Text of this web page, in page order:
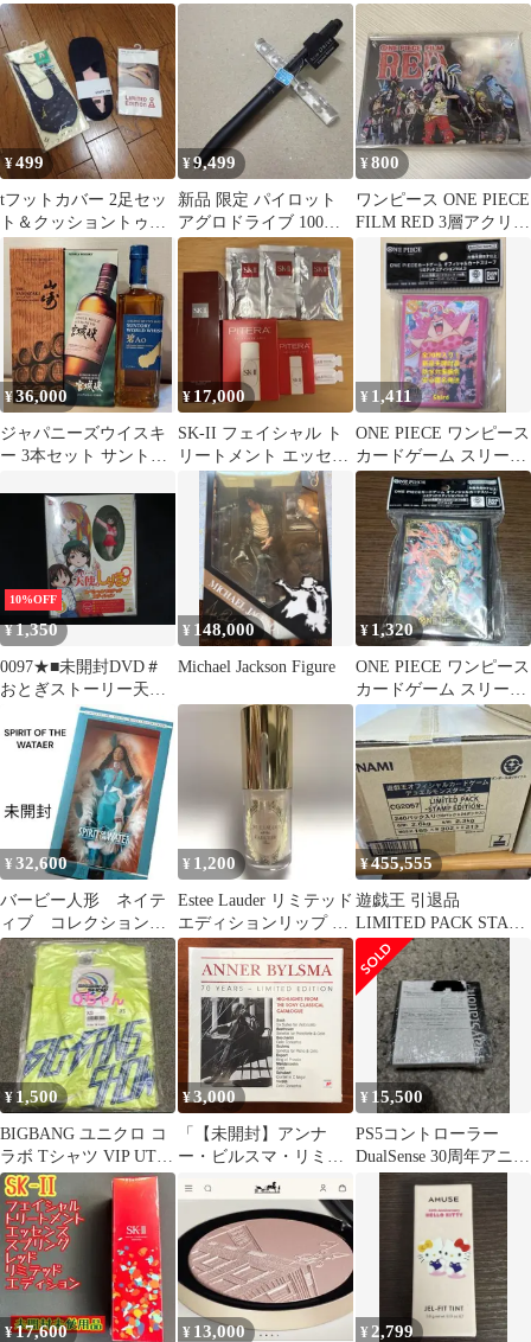
MARINE FORD 限定3
体セット
ミテッドエディション5
海馬
¥499
tフットカバー 2足セッ
ト＆クッショントゥー
カバー
¥9,499
新品 限定 パイロット
アグロドライブ 100周
年 リミテッドエディシ
ョン 黒
¥800
ワンピース ONE PIECE
FILM RED 3層アクリル
ボード 新品未開封
¥36,000
ジャパニーズウイスキ
ー 3本セット サントリ
¥ 17,000
SK-II フェイシャル ト
リートメント エッセン
ス 230ml おまけつき
¥ 1,411
ONE PIECE ワンピース
カードゲーム スリーブ
シャーロット・リンリ
10%OFF
¥1,350
0097★■未開封DVD＃
おとぎストーリー天使
のしっぽ スペシャルリ
ミテッドエディション
DVD 3 ※ワケ有
¥ 148,000
Michael Jackson Figure
¥ 1,320
ONE PIECE ワンピース
カードゲーム スリーブ
Vol.3 ロブ・ルッチ
¥ 32,600
バービー人形 ネイテ
ィブ コレクション
リミテッドエディショ
ン Barbie
¥ 1,200
Estee Lauder リミテッド
エディションリップ オ
イル グラッセ
¥455,555
遊戯王 引退品
LIMITED PACK STAMP
EDITION など
¥ 1,500
BIGBANG ユニクロ コ
ラボ Tシャツ VIP UT
限定品 BB 黄色
¥3,000
「【未開封】アンナ
ー・ビルスマ・リミテ
ッド・エディション 70
歳記念 Sony Classical名
演集 11CD」 Anner
Bylsma Sony Classical
2004年 ☆CD/クラシッ
ク/チェロ/アンナー・
QR5I5V ccB121nm51
¥ 15,500
PS5コントローラー
DualSense 30周年アニバ
ーサリー
¥17,600 ¥ 13,000 ¥ 2,799